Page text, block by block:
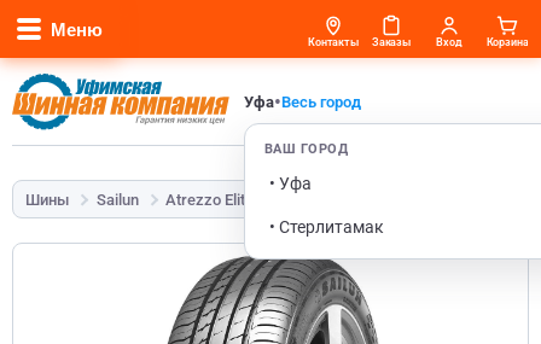
Меню
Уфа•Весь город
ВАШ ГОРОД
• Уфа
• Стерлитамак
Контакты Заказы Вход Корзина
Шины Sailun Atrezzo Elite